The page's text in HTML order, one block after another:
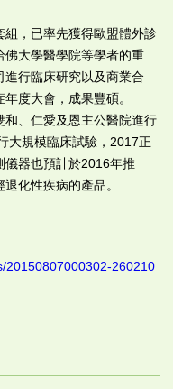
，已率先獲得歐盟體外診
佛大學醫學院等學者的重
行臨床研究以及商業合
度大會，成果豐碩。
、仁愛及恩主公醫院進行
大規模臨床試驗，2017正
儀器也預計於2016年推
化性疾病的產品。
20150807000302-260210